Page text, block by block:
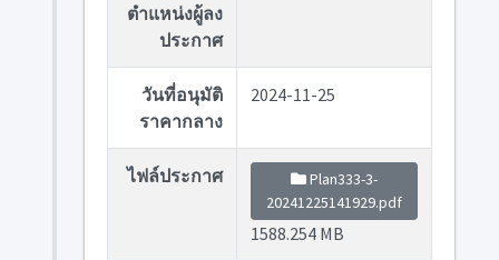
ตำแหน่งผู้ลง
ประกาศ
วันที่อนุมัติ
ราคากลาง
2024-11-25
ไฟล์ประกาศ
Plan333-3-
20241225141929.pdf
1588.254 MB